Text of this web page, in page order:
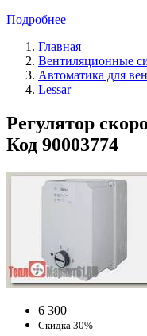
Подробнее
Главная
Вентиляционные
Автоматика для
Lessar
Регулятор
Код 90003774
6 300
Скидка 30%